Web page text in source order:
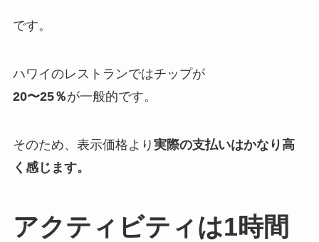
です。
ハワイのレストランではチップが
20〜25％が一般的です。
そのため、表示価格より 実際の支払いはかなり高
く感じます。
アクティビティは1時間